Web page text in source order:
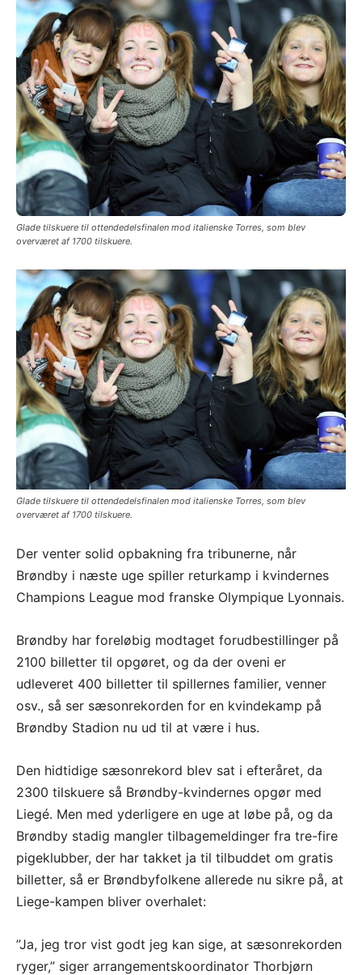
Glade tilskuere til ottendedelsfinalen mod italienske Torres, som blev
overværet af 1700 tilskuere.
Glade tilskuere til ottendedelsfinalen mod italienske Torres, som blev
overværet af 1700 tilskuere.
Der venter solid opbakning fra tribunerne, når
Brøndby i næste uge spiller returkamp i kvindernes
Champions League mod franske Olympique Lyonnais.
Brøndby har foreløbig modtaget forudbestillinger på
2100 billetter til opgøret, og da der oveni er
udleveret 400 billetter til spillernes familier, venner
osv., så ser sæsonrekorden for en kvindekamp på
Brøndby Stadion nu ud til at være i hus.
Den hidtidige sæsonrekord blev sat i efteråret, da
2300 tilskuere så Brøndby-kvindernes opgør med
Liegé. Men med yderligere en uge at løbe på, og da
Brøndby stadig mangler tilbagemeldinger fra tre-fire
pigeklubber, der har takket ja til tilbuddet om gratis
billetter, så er Brøndbyfolkene allerede nu sikre på, at
Liege-kampen bliver overhalet:
”Ja, jeg tror vist godt jeg kan sige, at sæsonrekorden
ryger,” siger arrangementskoordinator Thorbjørn